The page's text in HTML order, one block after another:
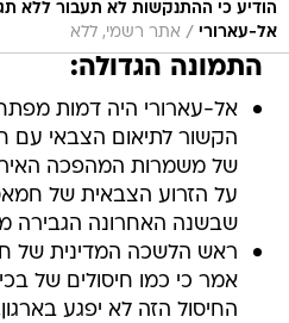
הודיע כי ההתנקשות לא תעבור ללא
אל-עארורי / אתר רשמי, ללא
התמונה הגדולה:
אל-עארורי היה דמות
הקשור לתיאום הצבאי עם
של משמרות המהפכה
על הזרוע הצבאית של
שבשנה האחרונה הגבירה
ראש הלשכה המדינית של
אמר כי כמו חיסולים של
החיסול הזה לא יפגע